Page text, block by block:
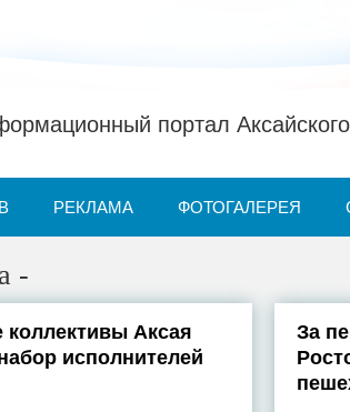
портал
РЕКЛАМА ФОТОГАЛЕРЕЯ
-
Аксая
исполнителей
За